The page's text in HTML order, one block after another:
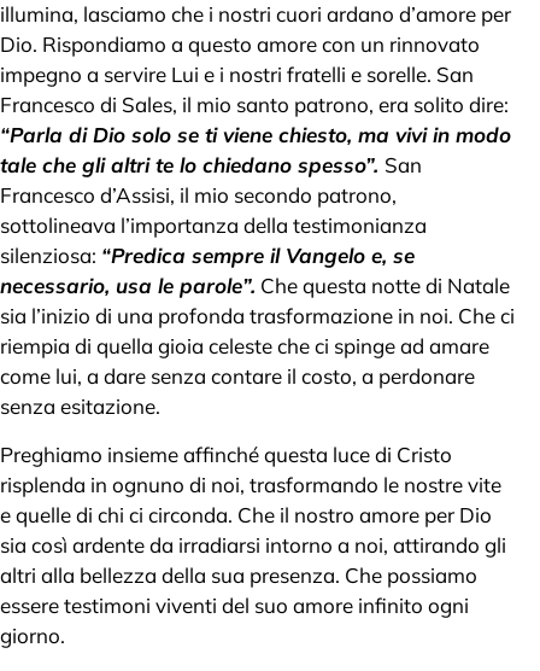
illumina, lasciamo che i nostri cuori ardano d’amore per
Dio. Rispondiamo a questo amore con un rinnovato
impegno a servire Lui e i nostri fratelli e sorelle. San
Francesco di Sales, il mio santo patrono, era solito dire:
“Parla di Dio solo se ti viene chiesto, ma vivi in modo
tale che gli altri te lo chiedano spesso”. San
Francesco d’Assisi, il mio secondo patrono,
sottolineava l’importanza della testimonianza
silenziosa: “Predica sempre il Vangelo e, se
necessario, usa le parole”. Che questa notte di Natale
sia l’inizio di una profonda trasformazione in noi. Che ci
riempia di quella gioia celeste che ci spinge ad amare
come lui, a dare senza contare il costo, a perdonare
senza esitazione.
Preghiamo insieme affinché questa luce di Cristo
risplenda in ognuno di noi, trasformando le nostre vite
e quelle di chi ci circonda. Che il nostro amore per Dio
sia così ardente da irradiarsi intorno a noi, attirando gli
altri alla bellezza della sua presenza. Che possiamo
essere testimoni viventi del suo amore infinito ogni
giorno.